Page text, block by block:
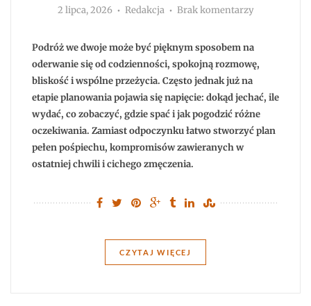
2 lipca, 2026 Autor
Redakcja Brak komentarzydo
—
jak
planować
wyjazd,
naprawdę
odpocząć?
Podróż we dwoje może być pięknym sposobem na
oderwanie się od codzienności, spokojną rozmowę,
bliskość i wspólne przeżycia. Często jednak już na
etapie planowania pojawia się napięcie: dokąd jechać, ile
wydać, co zobaczyć, gdzie spać i jak pogodzić różne
oczekiwania. Zamiast odpoczynku łatwo stworzyć plan
pełen pośpiechu, kompromisów zawieranych w
ostatniej chwili i cichego zmęczenia.
CZYTAJ WIĘCEJ